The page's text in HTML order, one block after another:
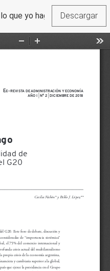
que yo hago. Argentina y
Descargar